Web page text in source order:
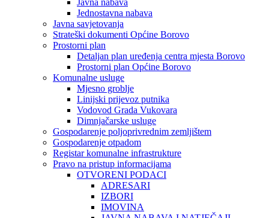
Javna nabava
Jednostavna nabava
Javna savjetovanja
Strateški dokumenti Općine Borovo
Prostorni plan
Detaljan plan uređenja centra mjesta Borovo
Prostorni plan Općine Borovo
Komunalne usluge
Mjesno groblje
Linijski prijevoz putnika
Vodovod Grada Vukovara
Dimnjačarske usluge
Gospodarenje poljoprivrednim zemljištem
Gospodarenje otpadom
Registar komunalne infrastrukture
Pravo na pristup informacijama
OTVORENI PODACI
ADRESARI
IZBORI
IMOVINA